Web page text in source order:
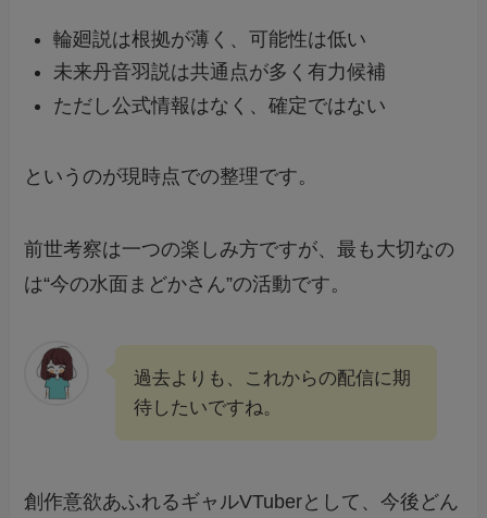
輪廻説は根拠が薄く、可能性は低い
未来丹音羽説は共通点が多く有力候補
ただし公式情報はなく、確定ではない
というのが現時点での整理です。
前世考察は一つの楽しみ方ですが、最も大切なの
は“今の水面まどかさん”の活動です。
過去よりも、これからの配信に期
待したいですね。
創作意欲あふれるギャルVTuberとして、今後どん